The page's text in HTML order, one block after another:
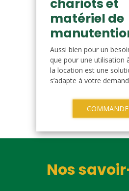
chariots et
matériel de
Aussi bien pour un
que pour une utilisation
la location est une
s’adapte à votre
Nos